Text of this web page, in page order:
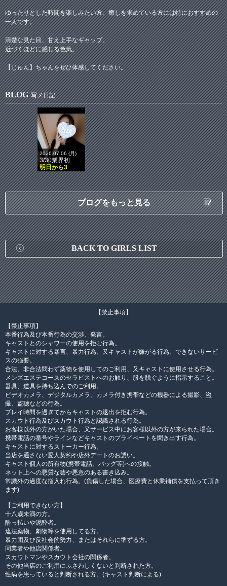
ゆったりとした時間を楽しみたい方、癒しを求めている方には特におすすめの
一人です。
清楚な見た目、甘え上手なギャップ。
近づくほどに感じる色気。
【じゅん】ちゃんをぜひ体感してください。
BLOG 写メ日記
2026.07.06 (月)
3/30業界初
明日から3
ブログをもっと見る
BACK TO GIRLS LIST
【禁止事項】
【禁止事項】
本番行為及び本番行為の交渉、発言。
キャストとのシャワーの使用を拒む行為。
キャストに対する暴言、暴力行為、又キャストが嫌がる行為、できないサービ
スの強要。
合法、非合法問わず薬物を使用してのご利用、又キャストに使用させる行為。
メンズエステコースのセラピストへのお触り、服を脱ぐように指示すること。
器具、道具を持ち込んでのご利用。
ビデオカメラ、デジタルカメラ、カメラ付き携帯などの機器による撮影、盗
撮、盗聴などの行為。
プレイ時間を過ぎてからキャストの退出を拒む行為。
スカウト行為及びスカウト行為と認識される行為。
お客様以外の方がいた場合、又サービス中にお客様以外の方が来られた場合。
携帯電話の番号やラインなどキャストのプライベートを聞き出す行為。
キャストに対するストーカー行為。
当店を通さない愛人契約や店外デートのお誘い。
キャスト個人の所有物(携帯電話、バッグ等)への接触。
ネット上への悪質な嘘や悪意のある書き込み。
常識外の過度な指入れ行為。(負傷した場合、医療費と休業補償を支払って頂き
ます)
【ご利用できない方】
十八歳未満の方。
酔っ払いや泥酔者。
違法薬物、劇物等を使用してる方。
暴力団及び反社会的勢力、またはそれらに準ずる方。
同業者や他店関係者。
スカウトマンやスカウト会社の関係者。
その他当店のご利用にふさわしくないと判断された方。
性病を患っていると判断される方。(キャスト判断による)